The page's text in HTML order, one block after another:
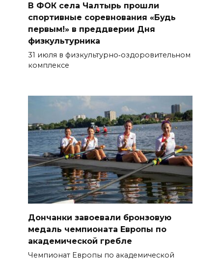
В ФОК села Чалтырь прошли
спортивные соревнования «Будь
первым!» в преддверии Дня
физкультурника
31 июля в физкультурно‑оздоровительном
комплексе
Дончанки завоевали бронзовую
медаль чемпионата Европы по
академической гребле
Чемпионат Европы по академической